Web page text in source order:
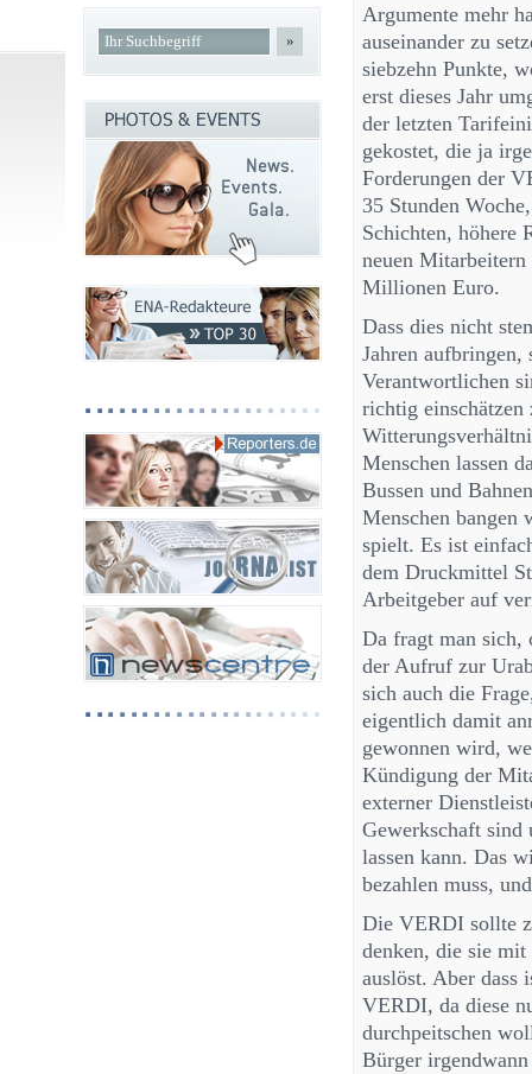
Argumente mehr
auseinander zu
siebzehn Punkte,
erst dieses Jahr
der letzten
gekostet, die ja
Forderungen der
35 Stunden
Schichten, höhere
neuen Mitarbeitern
Millionen Euro.
Dass dies nicht
Jahren
Verantwortlichen
richtig einschätzen
Menschen lassen
Bussen und
Menschen
spielt. Es ist
dem Druckmittel
Arbeitgeber auf
Da fragt man sich,
der Aufruf zur
sich auch die
eigentlich damit
gewonnen wird,
Kündigung der
externer
Gewerkschaft sind
lassen kann. Das
bezahlen muss,
Die VERDI sollte
denken, die sie
auslöst. Aber dass
VERDI, da diese
durchpeitschen
Bürger
»